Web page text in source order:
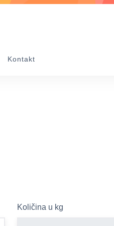
Kontakt
Količina u kg